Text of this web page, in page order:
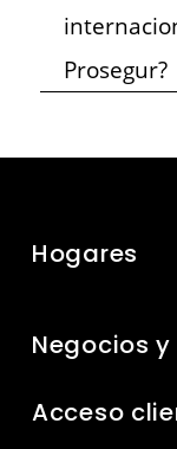
Prosegur?
Hogares
Negocios y
Acceso